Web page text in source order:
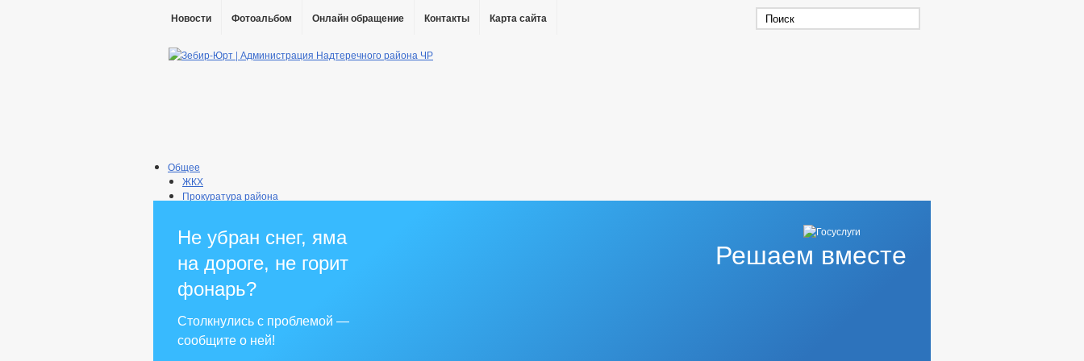
Новости Фотоальбом Онлайн обращение Контакты Карта сайта
Общее
ЖКХ
Прокуратура района
Администрация
Реквизиты
Состав поселения
Градостроительство
Схема теплоснабжения
Правила землепользования
Решаем вместе
Не убран снег, яма
на дороге, не горит
фонарь?
Столкнулись с проблемой —
сообщите о ней!